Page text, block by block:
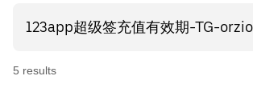
5 results